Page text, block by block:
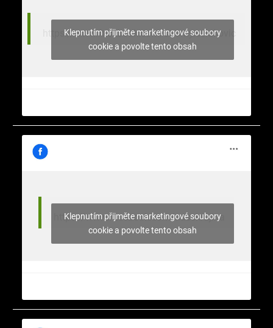
https://www.facebook.com/stromy.celakovic
Klepnutím přijměte marketingové soubory
cookie a povolte tento obsah
https://www.facebook.com/nasekrajina
Klepnutím přijměte marketingové soubory
cookie a povolte tento obsah